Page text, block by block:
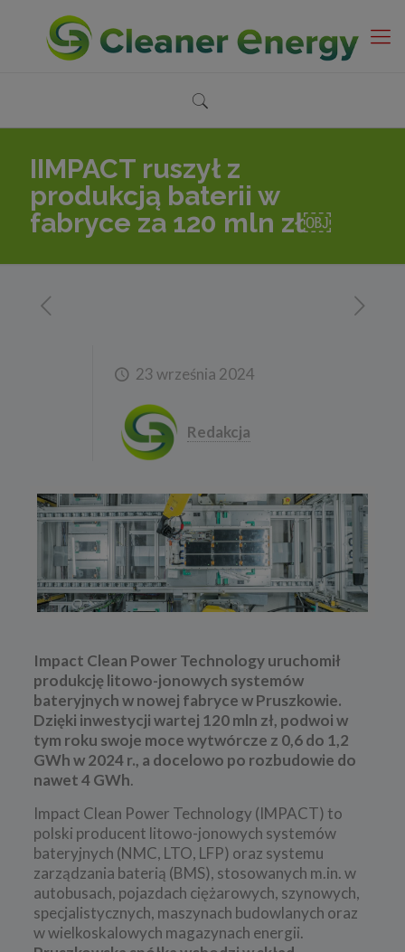
IIMPACT ruszył z
produkcją baterii w
fabryce za 120 mln zł￼
23 września 2024
Redakcja
Impact Clean Power Technology uruchomił
produkcję litowo-jonowych systemów
bateryjnych w nowej fabryce w Pruszkowie.
Dzięki inwestycji wartej 120 mln zł, podwoi w
tym roku swoje moce wytwórcze z 0,6 do 1,2
GWh w 2024 r., a docelowo po rozbudowie do
nawet 4 GWh.
Impact Clean Power Technology (IMPACT) to
polski producent litowo-jonowych systemów
bateryjnych (NMC, LTO, LFP) oraz systemu
zarządzania baterią (BMS), stosowanych m.in. w
autobusach, pojazdach ciężarowych, szynowych,
specjalistycznych, maszynach budowlanych oraz
w wielkoskalowych magazynach energii.